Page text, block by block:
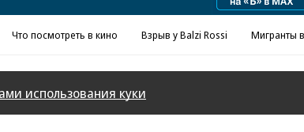
Что посмотреть в кино Взрыв у Balzi Rossi Мигранты
использования куки